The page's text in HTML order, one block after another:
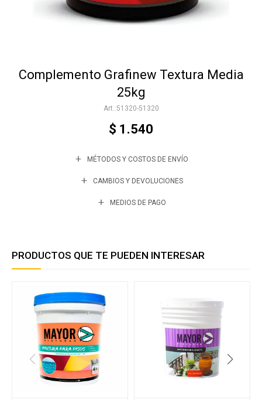
Complemento Grafinew Textura Media
25kg
51320-51320
$ 1.540
MÉTODOS Y COSTOS DE ENVÍO
CAMBIOS Y DEVOLUCIONES
MEDIOS DE PAGO
PRODUCTOS QUE TE PUEDEN INTERESAR
Varios
Trabaja con nosotros